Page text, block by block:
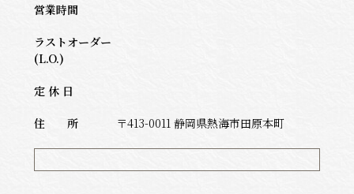
営業時間
ラストオーダー
(L.O.)
定 休 日
住 所 〒413-0011 静岡県熱海市田原本町